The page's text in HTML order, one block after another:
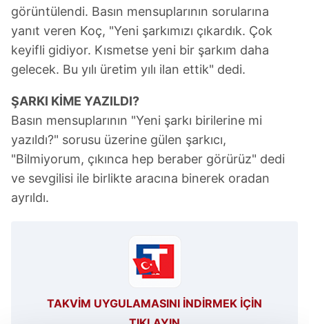
görüntülendi. Basın mensuplarının sorularına
yanıt veren Koç, "Yeni şarkımızı çıkardık. Çok
keyifli gidiyor. Kısmetse yeni bir şarkım daha
gelecek. Bu yılı üretim yılı ilan ettik" dedi.
ŞARKI KİME YAZILDI?
Basın mensuplarının "Yeni şarkı birilerine mi
yazıldı?" sorusu üzerine gülen şarkıcı,
"Bilmiyorum, çıkınca hep beraber görürüz" dedi
ve sevgilisi ile birlikte aracına binerek oradan
ayrıldı.
TAKVİM UYGULAMASINI İNDİRMEK İÇİN